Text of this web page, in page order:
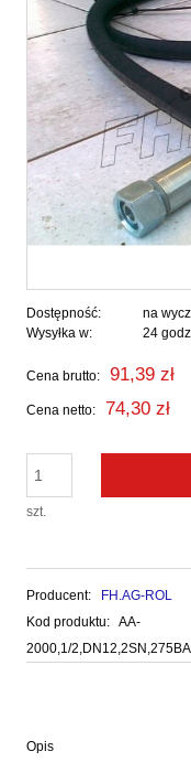
Dostępność:
na
Wysyłka w:
24
Cena brutto: 91,39 zł
Cena netto: 74,30 zł
szt.
Producent:
FH.AG-ROL
Kod produktu: AA-
2000,1/
Opis